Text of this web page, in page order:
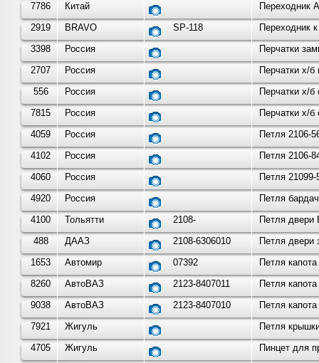
7786
Китай
Переходник
2919
BRAVO SP-118
Переходник
3398
Россия
Перчатки
2707
Россия
Перчатки х/
556
Россия
Перчатки х/
7815
Россия
Перчатки х/
4059
Россия
Петля 2106-
4102
Россия
Петля 2106-
4060
Россия
Петля
4920
Россия
Петля
4100
Тольятти 2108-
Петля двери
488
ДААЗ 2108-6306010
Петля двери
1653
Автомир 07392
Петля
8260
АвтоВАЗ 2123-8407011
Петля
9038
АвтоВАЗ 2123-8407010
Петля
7921
Жигуль
Петля
4705
Жигуль
Пинцет для